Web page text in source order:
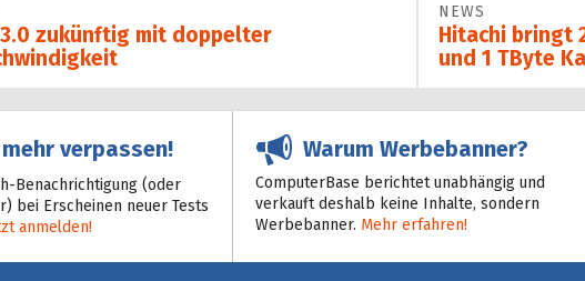
3.0 zukünftig mit doppelter
NEWS
Hitachi bringt
und 1 TByte
verpassen!
Benachrichtigung (oder
bei Erscheinen neuer Tests
anmelden!
Warum Werbebanner?
ComputerBase berichtet unabhängig und
verkauft deshalb keine Inhalte, sondern
Werbebanner. Mehr erfahren!